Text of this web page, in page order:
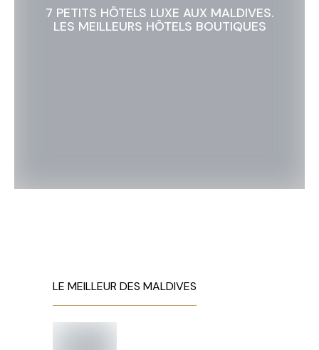
7 PETITS HÔTELS LUXE AUX MALDIVES.
LES MEILLEURS HÔTELS BOUTIQUES
LE MEILLEUR DES MALDIVES